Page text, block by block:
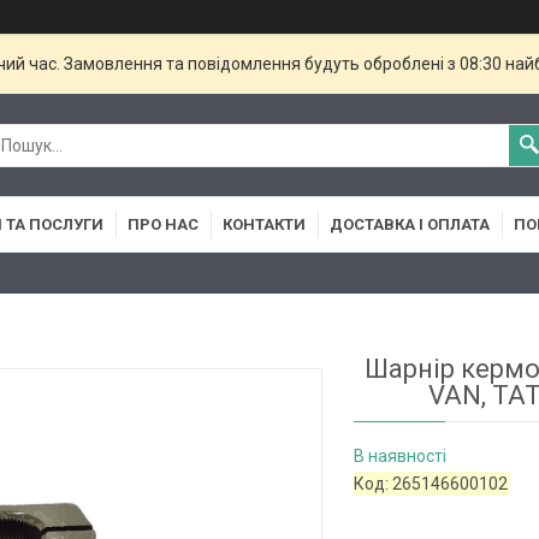
час. Замовлення та повідомлення будуть оброблені з 08:30
ТА ПОСЛУГИ ПРО НАС КОНТАКТИ ДОСТАВКА І ОПЛАТА
Шарнір
VAN,
В наявності
Код: 265146600102